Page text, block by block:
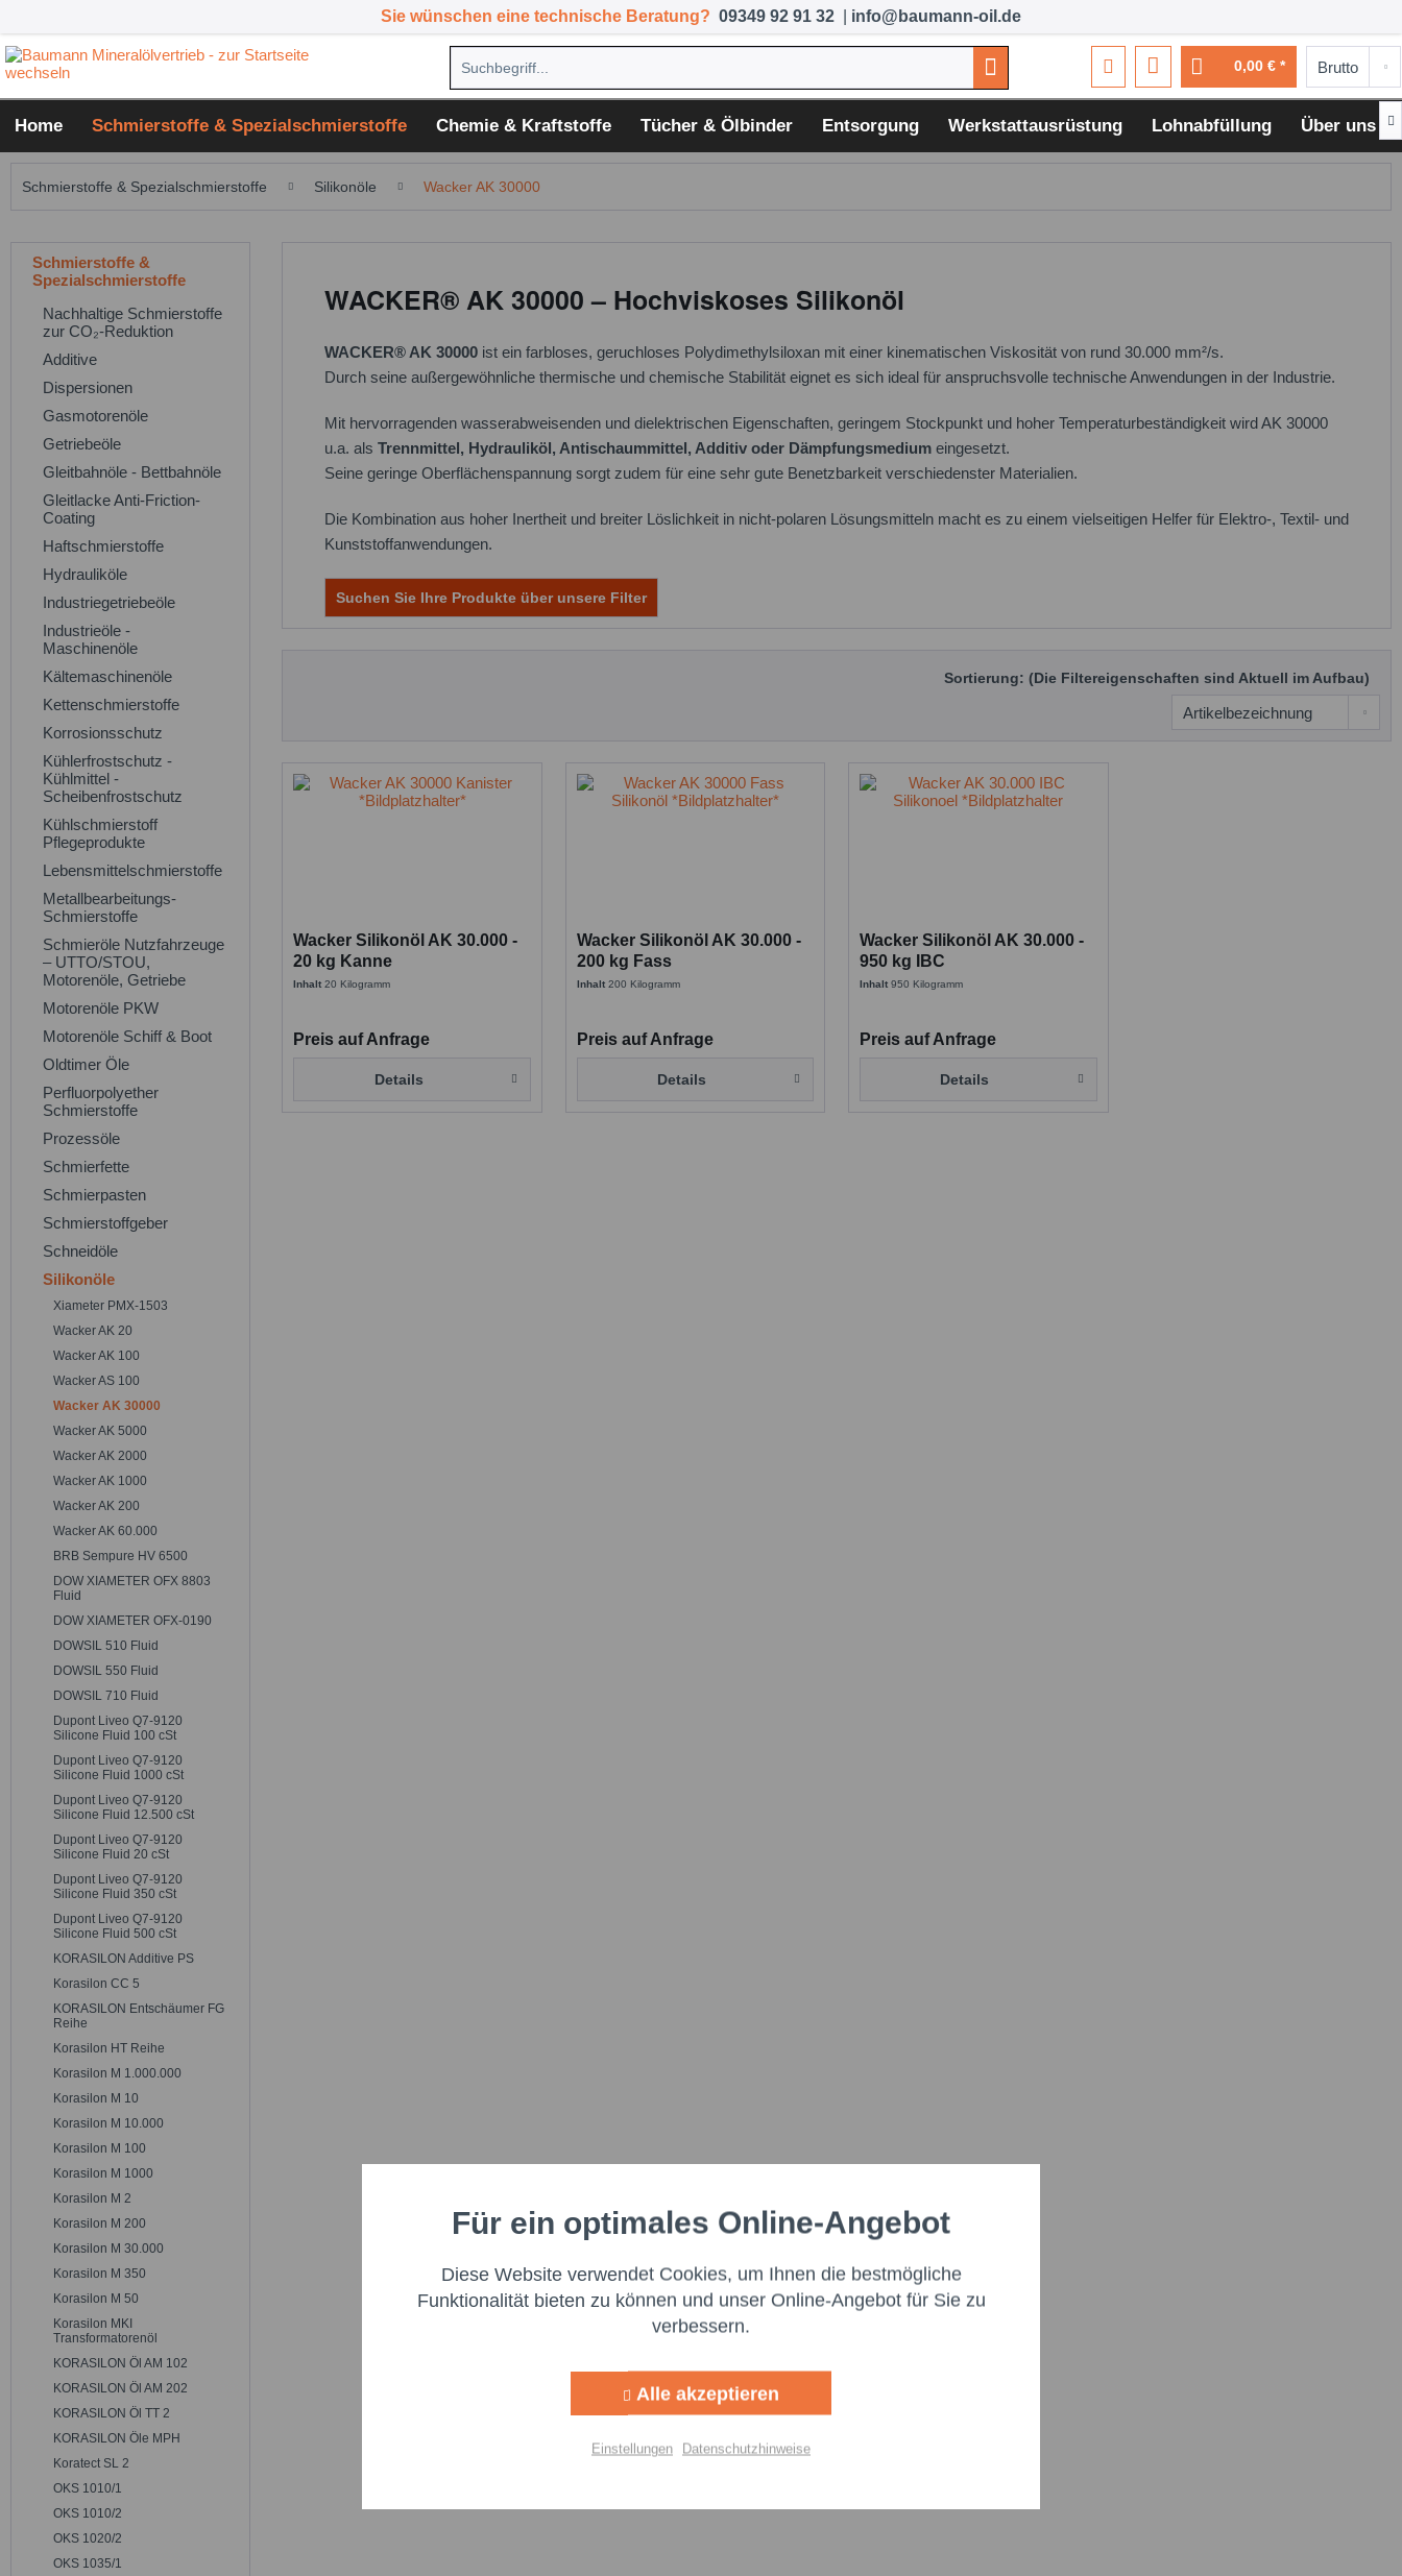
Sie wünschen eine technische Beratung? 09349 92 91 32 info@baumann-oil.de
0,00 € *
Home Schmierstoffe & Spezialschmierstoffe Chemie & Kraftstoffe Tücher & Ölbinder Entsorgung Werkstattausrüstung Lohnabfüllung Über uns 
Schmierstoffe & Spezialschmierstoffe Silikonöle Wacker AK 30000
Schmierstoffe &
Spezialschmierstoffe
Nachhaltige Schmierstoffe
zur CO₂-Reduktion
Additive
Dispersionen
Gasmotorenöle
Getriebeöle
Gleitbahnöle - Bettbahnöle
Gleitlacke Anti-Friction-
Coating
Haftschmierstoffe
Hydrauliköle
Industriegetriebeöle
Industrieöle -
Maschinenöle
Kältemaschinenöle
Kettenschmierstoffe
Korrosionsschutz
Kühlerfrostschutz -
Kühlmittel -
Scheibenfrostschutz
Kühlschmierstoff
Pflegeprodukte
Lebensmittelschmierstoffe
Metallbearbeitungs-
Schmierstoffe
Schmieröle Nutzfahrzeuge
– UTTO/STOU,
Motorenöle, Getriebe
Motorenöle PKW
Motorenöle Schiff & Boot
Oldtimer Öle
Perfluorpolyether
Schmierstoffe
Prozessöle
Schmierfette
Schmierpasten
Schmierstoffgeber
Schneidöle
Silikonöle
Xiameter PMX-1503
Wacker AK 20
Wacker AK 100
Wacker AS 100
Wacker AK 30000
Wacker AK 5000
Wacker AK 2000
Wacker AK 1000
Wacker AK 200
Wacker AK 60.000
BRB Sempure HV 6500
DOW XIAMETER OFX 8803
Fluid
DOW XIAMETER OFX-0190
DOWSIL 510 Fluid
DOWSIL 550 Fluid
DOWSIL 710 Fluid
Dupont Liveo Q7-9120
Silicone Fluid 100 cSt
Dupont Liveo Q7-9120
Silicone Fluid 1000 cSt
Dupont Liveo Q7-9120
Silicone Fluid 12.500 cSt
Dupont Liveo Q7-9120
Silicone Fluid 20 cSt
Dupont Liveo Q7-9120
Silicone Fluid 350 cSt
Dupont Liveo Q7-9120
Silicone Fluid 500 cSt
KORASILON Additive PS
Korasilon CC 5
KORASILON Entschäumer FG
Reihe
Korasilon HT Reihe
Korasilon M 1.000.000
Korasilon M 10
Korasilon M 10.000
Korasilon M 100
Korasilon M 1000
Korasilon M 2
Korasilon M 200
Korasilon M 30.000
Korasilon M 350
Korasilon M 50
Korasilon MKI
Transformatorenöl
KORASILON Öl AM 102
KORASILON Öl AM 202
KORASILON Öl TT 2
KORASILON Öle MPH
Koratect SL 2
OKS 1010/1
OKS 1010/2
OKS 1020/2
OKS 1035/1
WACKER® AK 30000 – Hochviskoses Silikonöl
WACKER® AK 30000 ist ein farbloses, geruchloses Polydimethylsiloxan mit einer kinematischen Viskosität von rund 30.000 mm²/s.
Durch seine außergewöhnliche thermische und chemische Stabilität eignet es sich ideal für anspruchsvolle technische Anwendungen in der Industrie.
Mit hervorragenden wasserabweisenden und dielektrischen Eigenschaften, geringem Stockpunkt und hoher Temperaturbeständigkeit wird AK 30000
u.a. als Trennmittel, Hydrauliköl, Antischaummittel, Additiv oder Dämpfungsmedium eingesetzt.
Seine geringe Oberflächenspannung sorgt zudem für eine sehr gute Benetzbarkeit verschiedenster Materialien.
Die Kombination aus hoher Inertheit und breiter Löslichkeit in nicht-polaren Lösungsmitteln macht es zu einem vielseitigen Helfer für Elektro-, Textil- und
Kunststoffanwendungen.
Suchen Sie Ihre Produkte über unsere Filter
Sortierung: (Die Filtereigenschaften sind Aktuell im Aufbau)
Wacker Silikonöl AK 30.000 -
20 kg Kanne
Inhalt20 Kilogramm
Preis auf Anfrage
Details
Wacker Silikonöl AK 30.000 -
200 kg Fass
Inhalt 200 Kilogramm
Preis auf Anfrage
Details
Wacker Silikonöl AK 30.000 -
950 kg IBC
Inhalt950 Kilogramm
Preis auf Anfrage
Details
Funktionale Aktiv
Marketing Aktiv
Für ein optimales Online-Angebot
Diese Website verwendet Cookies, um Ihnen die bestmögliche
Funktionalität bieten zu können und unser Online-Angebot für Sie zu
verbessern.
Alle akzeptieren
Einstellungen Datenschutzhinweise